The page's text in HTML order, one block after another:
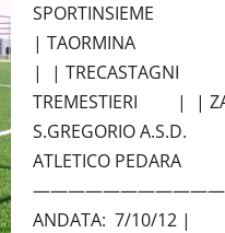
| TAORMINA –
| |
TREMESTIERI | |
S.GREGORIO
ATLETICO
ANDATA: 7/10/